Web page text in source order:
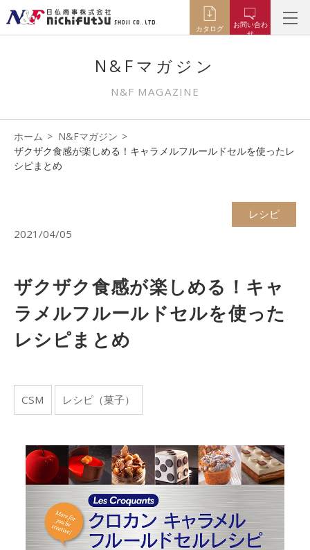
カタログ
お問い合わ
せ
N&Fマガジン
N&F MAGAZINE
ホーム
N&Fマガジン
ザクザク食感が楽しめる！キャラメルフルールドセルを使ったレ
シピまとめ
レシピ
2021/04/05
ザクザク食感が楽しめる！キャ
ラメルフルールドセルを使った
レシピまとめ
CSM レシピ（菓子）